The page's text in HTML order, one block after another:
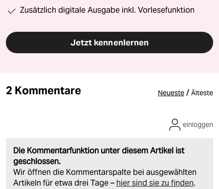
Zusätzlich digitale Ausgabe inkl. Vorlesefunktion
Jetzt kennenlernen
2 Kommentare Neueste / Älteste
Die Kommentarfunktion unter diesem Artikel ist
geschlossen.
Wir öffnen die Kommentarspalte bei ausgewählten
Artikeln für etwa drei Tage – hier sind sie zu finden.
einloggen